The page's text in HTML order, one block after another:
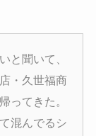
と聞いて、
・久世福商
ってきた。
混んでるシ